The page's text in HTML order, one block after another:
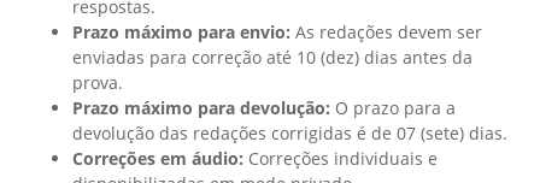
respostas.
Prazo máximo para envio: As redações devem ser
enviadas para correção até 10 (dez) dias antes da
prova.
Prazo máximo para devolução: O prazo para a
devolução das redações corrigidas é de 07 (sete) dias.
Correções em áudio: Correções individuais e